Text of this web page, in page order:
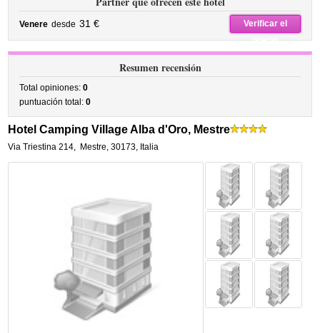
Venere desde 31 €
Verificar el
precio
Resumen recensión
Total opiniones:0
puntuación total:0
Hotel Camping Village Alba d'Oro, Mestre
Via Triestina 214, Mestre,30173, Italia